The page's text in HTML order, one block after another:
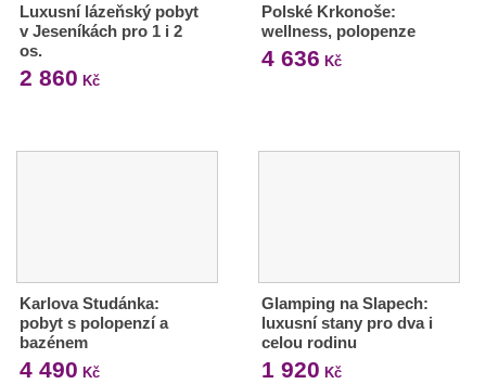
Luxusní lázeňský pobyt
v Jeseníkách pro 1 i 2
os.
2 860 Kč
Polské Krkonoše:
wellness, polopenze
4 636 Kč
Karlova Studánka:
pobyt s polopenzí a
bazénem
4 490 Kč
Glamping na Slapech:
luxusní stany pro dva i
celou rodinu
1 920 Kč